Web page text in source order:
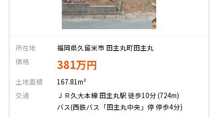
所在地
福岡県久留米市 田主丸町田主丸
価格
381万円
土地面積
167.81m²
交通
ＪＲ久大本線 田主丸駅 徒歩10分 (724m)
バス(西鉄バス「田主丸中央」停 停歩4分)